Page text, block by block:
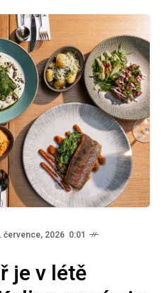
července, 2026 0:01
je v létě